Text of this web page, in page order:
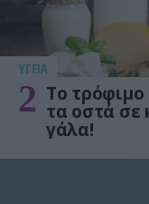
ΥΓΕΙΑ
2 Το
τα οστά σε
γάλα!